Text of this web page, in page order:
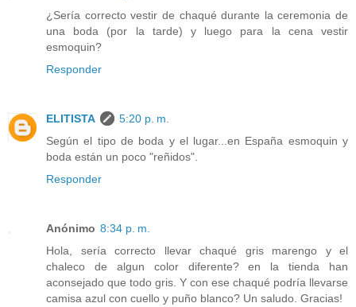
¿Sería correcto vestir de chaqué durante la ceremonia de
una boda (por la tarde) y luego para la cena vestir
esmoquin?
Responder
ELITISTA
5:20 p. m.
Según el tipo de boda y el lugar...en España esmoquin y
boda están un poco "reñidos".
Responder
Anónimo 8:34 p. m.
Hola, sería correcto llevar chaqué gris marengo y el
chaleco de algun color diferente? en la tienda han
aconsejado que todo gris. Y con ese chaqué podría llevarse
camisa azul con cuello y puño blanco? Un saludo. Gracias!